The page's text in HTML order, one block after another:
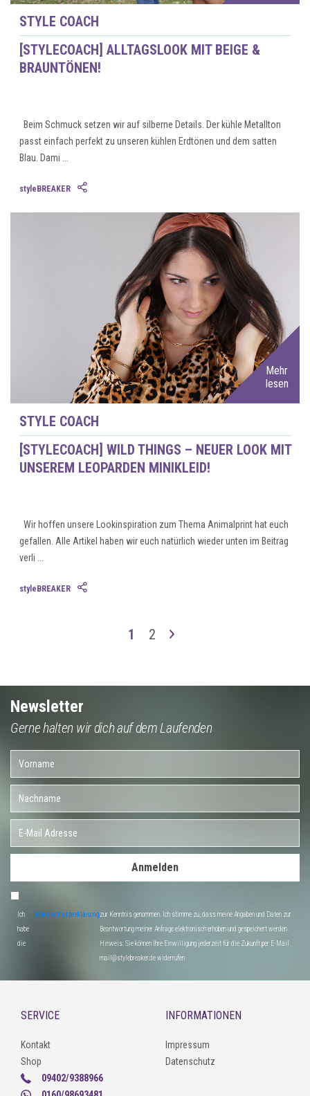
STYLE COACH
[STYLECOACH] ALLTAGSLOOK MIT BEIGE &
BRAUNTÖNEN!
Beim Schmuck setzen wir auf silberne Details. Der kühle Metallton
passt einfach perfekt zu unseren kühlen Erdtönen und dem satten
Blau. Dami ...
styleBREAKER
Mehr
lesen
STYLE COACH
[STYLECOACH] WILD THINGS – NEUER LOOK MIT
UNSEREM LEOPARDEN MINIKLEID!
Wir hoffen unsere Lookinspiration zum Thema Animalprint hat euch
gefallen. Alle Artikel haben wir euch natürlich wieder unten im Beitrag
verli ...
styleBREAKER
1 2
Newsletter
Gerne halten wir dich auf dem Laufenden
Anmelden
Ich
habe
die
Datenschutzerklärungzur Kenntnis genommen. Ich stimme zu, dass meine Angaben und Daten zur
Beantwortung meiner Anfrage elektronisch erhoben und gespeichert werden.
Hinweis: Sie können Ihre Einwilligung jederzeit für die Zukunft per E-Mail
mail@stylebreaker.de widerrufen
SERVICE
Kontakt
Shop
09402/9388966
INFORMATIONEN
Impressum
Datenschutz